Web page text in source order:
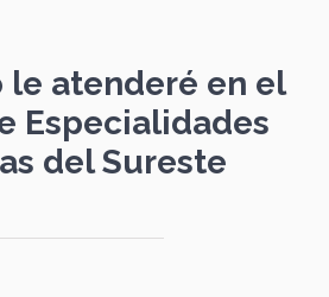
le atenderé en el
Especialidades
del Sureste